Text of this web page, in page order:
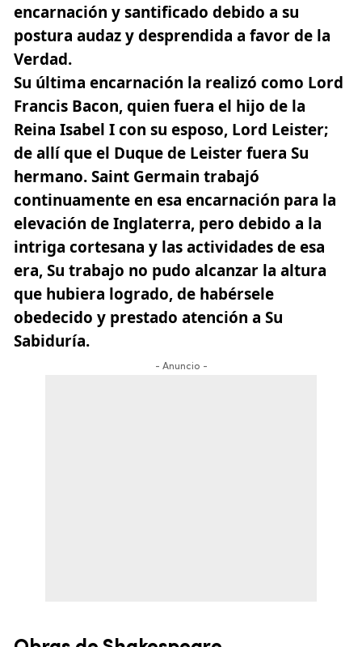
encarnación y santificado debido a su
postura audaz y desprendida a favor de la
Verdad.
Su última encarnación la realizó como Lord
Francis Bacon, quien fuera el hijo de la
Reina Isabel I con su esposo, Lord Leister;
de allí que el Duque de Leister fuera Su
hermano.Saint Germain trabajó
continuamente en esa encarnación para la
elevación de Inglaterra, pero debido a la
intriga cortesana y las actividades de esa
era, Su trabajo no pudo alcanzar la altura
que hubiera logrado, de habérsele
obedecido y prestado atención a Su
Sabiduría.
- Anuncio -